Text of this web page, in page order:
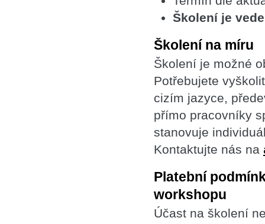
Školení je
Školení na míru
Školení je možné
Potřebujete
cizím jazyce,
přímo pracovníky
stanovuje
Kontaktujte nás na
Platební
workshopu
Účast na školení